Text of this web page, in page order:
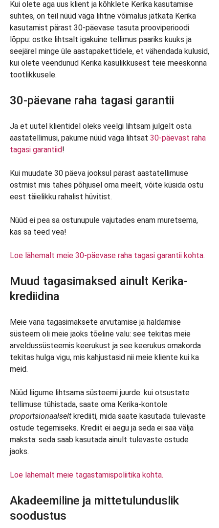
Kui olete aga uus klient ja kõhklete Kerika kasutamise
suhtes, on teil nüüd väga lihtne võimalus jätkata Kerika
kasutamist pärast 30-päevase tasuta prooviperioodi
lõppu: ostke lihtsalt igakuine tellimus paariks kuuks ja
seejärel minge üle aastapakettidele, et vähendada kulusid,
kui olete veendunud Kerika kasulikkusest teie meeskonna
tootlikkusele.
30-päevane raha tagasi garantii
Ja et uutel klientidel oleks veelgi lihtsam julgelt osta
aastatellimusi, pakume nüüd väga lihtsat 30-päevast raha
tagasi garantiid!
Kui muudate 30 päeva jooksul pärast aastatellimuse
ostmist mis tahes põhjusel oma meelt, võite küsida ostu
eest täielikku rahalist hüvitist.
Nüüd ei pea sa ostunupule vajutades enam muretsema,
kas sa teed vea!
Loe lähemalt meie 30-päevase raha tagasi garantii kohta.
Muud tagasimaksed ainult Kerika-
krediidina
Meie vana tagasimaksete arvutamise ja haldamise
süsteem oli meie jaoks tõeline valu: see tekitas meie
arveldussüsteemis keerukust ja see keerukus omakorda
tekitas hulga vigu, mis kahjustasid nii meie kliente kui ka
meid.
Nüüd liigume lihtsama süsteemi juurde: kui otsustate
tellimuse tühistada, saate oma Kerika-kontole
proportsionaalselt krediiti, mida saate kasutada tulevaste
ostude tegemiseks. Krediit ei aegu ja seda ei saa välja
maksta: seda saab kasutada ainult tulevaste ostude
jaoks.
Loe lähemalt meie tagastamispoliitika kohta.
Akadeemiline ja mittetulunduslik
soodustus